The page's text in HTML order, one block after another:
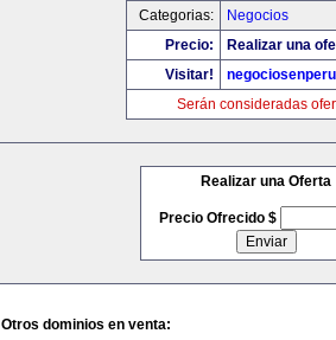
Categorias:
Negocios
Precio:
Realizar una
Visitar!
Serán consideradas
Realizar una Oferta
Precio Ofrecido $
Otros dominios en venta: